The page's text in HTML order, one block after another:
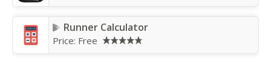
Runner Calculator
Price: Free